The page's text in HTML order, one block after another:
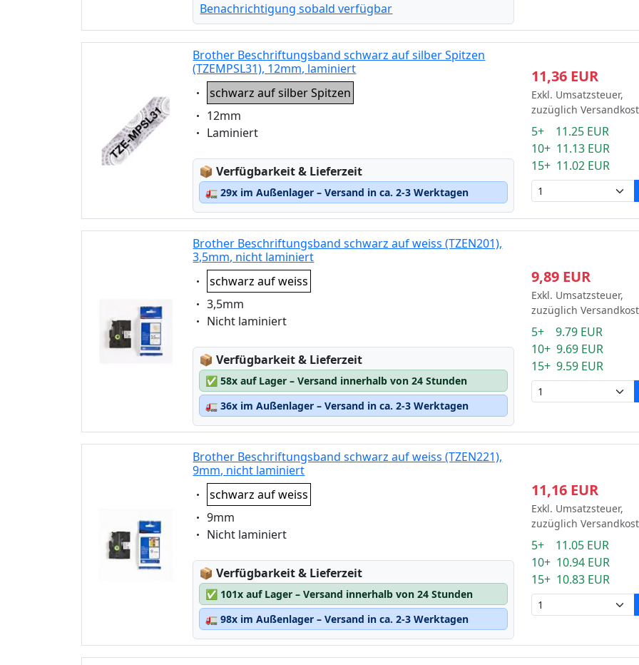
Benachrichtigung sobald verfügbar
Brother Beschriftungsband schwarz auf silber Spitzen
(TZEMPSL31), 12mm, laminiert
Eigenschaft:
schwarz auf silber Spitzen
Eigenschaft:
12mm
Eigenschaft:
Laminiert
📦Lagerstatus:
Verfügbarkeit & Lieferzeit
🚛 29x im Außenlager – Versand in ca. 2-3 Werktagen
11,36 EUR
Exkl. Umsatzsteuer,
zuzüglich
5+ 11.25 EUR
10+ 11.13 EUR
15+ 11.02 EUR
Brother Beschriftungsband schwarz auf weiss (TZEN201),
3,5mm, nicht laminiert
Eigenschaft:
schwarz auf weiss
Eigenschaft:
3,5mm
Eigenschaft:
Nicht laminiert
📦Lagerstatus:
Verfügbarkeit & Lieferzeit
✅ 58x auf Lager – Versand innerhalb von 24 Stunden
🚛 36x im Außenlager – Versand in ca. 2-3 Werktagen
9,89 EUR
Exkl. Umsatzsteuer,
zuzüglich
5+ 9.79 EUR
10+ 9.69 EUR
15+ 9.59 EUR
Brother Beschriftungsband schwarz auf weiss (TZEN221),
9mm, nicht laminiert
Eigenschaft:
schwarz auf weiss
Eigenschaft:
9mm
Eigenschaft:
Nicht laminiert
📦Lagerstatus:
Verfügbarkeit & Lieferzeit
✅ 101x auf Lager – Versand innerhalb von 24 Stunden
🚛 98x im Außenlager – Versand in ca. 2-3 Werktagen
11,16 EUR
Exkl. Umsatzsteuer,
zuzüglich
5+ 11.05 EUR
10+ 10.94 EUR
15+ 10.83 EUR